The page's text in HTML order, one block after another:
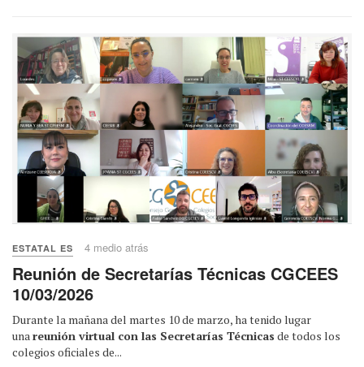
ESTATAL ES 4 medio atrás
Reunión de Secretarías Técnicas CGCEES
10/03/2026
Durante la mañana del martes 10 de marzo, ha tenido lugar
una reunión virtual con las Secretarías Técnicas de todos los
colegios oficiales de...